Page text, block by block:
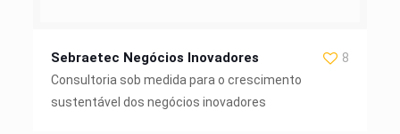
Sebraetec Negócios Inovadores
8
Consultoria sob medida para o crescimento
sustentável dos negócios inovadores